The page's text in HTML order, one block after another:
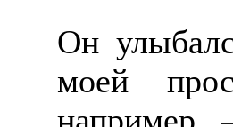
Он
моей